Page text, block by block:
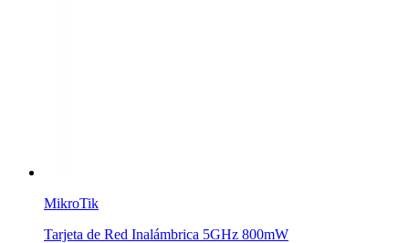
MikroTik
Tarjeta de Red Inalámbrica 5GHz 800mW